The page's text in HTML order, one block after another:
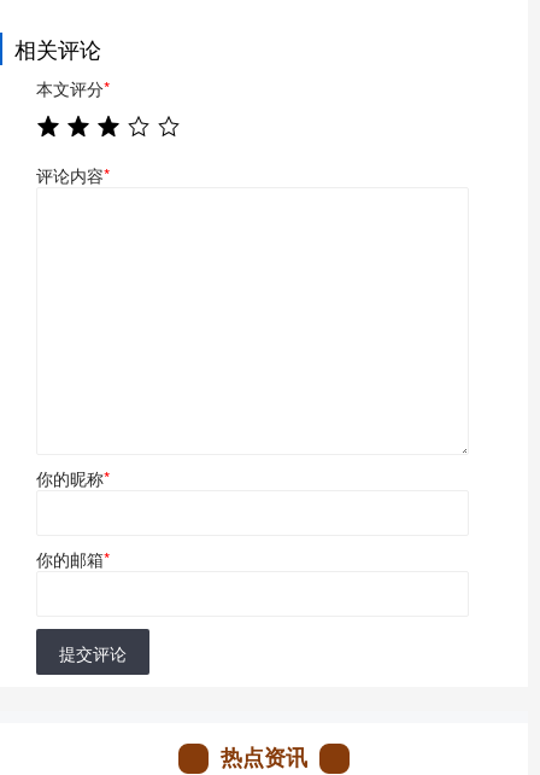
相关评论
本文评分*
评论内容*
你的昵称*
你的邮箱*
提交评论
热点资讯